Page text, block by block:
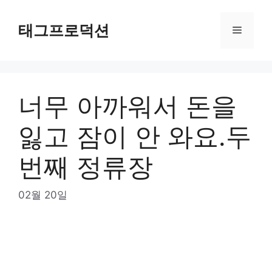
content태그프로덕션 Menu
너무 아까워서 돈을
잃고 잠이 안 와요.두
번째 정류장
02월 20일